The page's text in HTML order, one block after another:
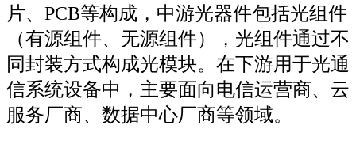
片、PCB等构成，中游光器件包括光组件
（有源组件、无源组件），光组件通过不
同封装方式构成光模块。在下游用于光通
信系统设备中，主要面向电信运营商、云
服务厂商、数据中心厂商等领域。